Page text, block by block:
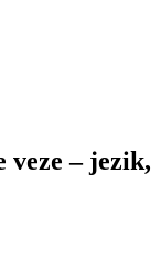
veze – jezik,